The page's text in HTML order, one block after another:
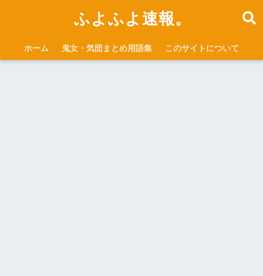
ふよふよ速報。
ホーム 鬼女・気団まとめ用語集 このサイトについて